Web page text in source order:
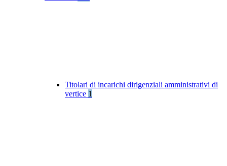
Titolari di incarichi dirigenziali amministrativi di
vertice 1